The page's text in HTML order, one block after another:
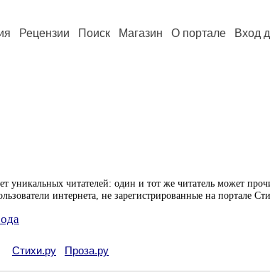
Рецензии Поиск Магазин О портале Вход
уникальных читателей: один и тот же читатель может
интернета, не зарегистрированные на портале
Стихи.ру Проза.ру